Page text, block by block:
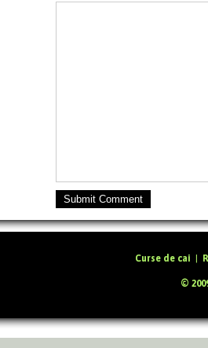
Submit Comment
Curse de cai |
©